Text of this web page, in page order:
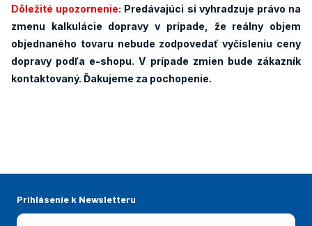
Dôležité upozornenie: Predávajúci si vyhradzuje právo na
zmenu kalkulácie dopravy v prípade, že reálny objem
objednaného tovaru nebude zodpovedať vyčísleniu ceny
dopravy podľa e-shopu. V prípade zmien bude zákazník
kontaktovaný. Ďakujeme za pochopenie.
Prihlásenie k Newsletteru